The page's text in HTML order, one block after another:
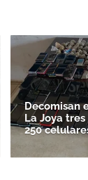
Decomisan
La Joya
250